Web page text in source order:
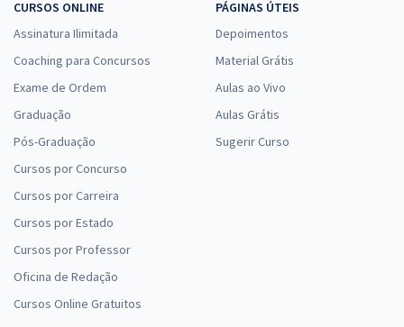
CURSOS ONLINE
Assinatura Ilimitada
Coaching para Concursos
Exame de Ordem
Graduação
Pós-Graduação
Cursos por Concurso
Cursos por Carreira
Cursos por Estado
Cursos por Professor
Oficina de Redação
Cursos Online Gratuitos
PÁGINAS ÚTEIS
Depoimentos
Material Grátis
Aulas ao Vivo
Aulas Grátis
Sugerir Curso